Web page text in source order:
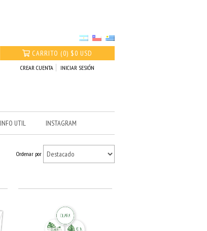
CARRITO (0) $0 USD
CREAR CUENTA INICIAR SESIÓN
INFO UTIL INSTAGRAM
Ordenar por